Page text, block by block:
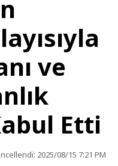
ve
Etti
2025/08/15 7:21 PM